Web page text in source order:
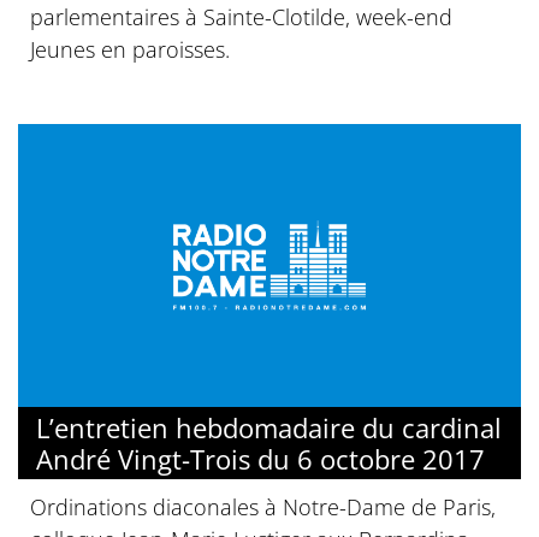
parlementaires à Sainte-Clotilde, week-end
Jeunes en paroisses.
L’entretien hebdomadaire du cardinal
André Vingt-Trois du 6 octobre 2017
Ordinations diaconales à Notre-Dame de Paris,